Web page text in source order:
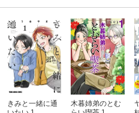
きみと一緒に通
木暮姉弟のとむ